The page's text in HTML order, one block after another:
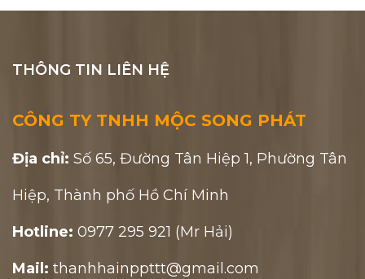
THÔNG TIN LIÊN HỆ
CÔNG TY TNHH MỘC SONG PHÁT
Địa chỉ: Số 65, Đường Tân Hiệp 1, Phường Tân
Hiệp, Thành phố Hồ Chí Minh
Hotline: 0977 295 921 (Mr Hải)
Mail: thanhhainppttt@gmail.com